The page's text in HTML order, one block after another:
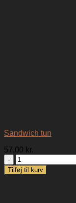
Sandwich tun
57,00 kr.
Sandwich
tun
antal
Tilføj til kurv